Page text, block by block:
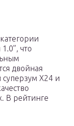
что
двойная
суперзум Х24 и
В рейтинге